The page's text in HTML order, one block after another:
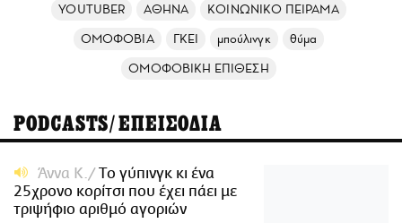
YOUTUBER
ΑΘΗΝΑ
ΚΟΙΝΩΝΙΚΟ ΠΕΙΡΑΜΑ
ΟΜΟΦΟΒΙΑ
ΓΚΕΙ μπούλινγκ
θύμα
ΟΜΟΦΟΒΙΚΗ ΕΠΙΘΕΣΗ
PODCASTS/ΕΠΕΙΣΟΔΙΑ
Άννα Κ.
Tο γύπινγκ κι ένα
25χρονο κορίτσι που έχει πάει με
τριψήφιο αριθμό αγοριών